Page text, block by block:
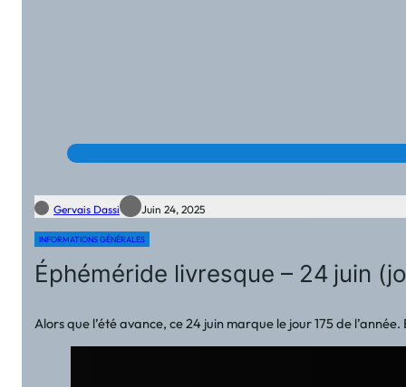
Gervais Dassi Juin 24, 2025
INFORMATIONS GÉNÉRALES
Éphéméride livresque – 24 juin
Alors que l’été avance, ce 24 juin marque le jour 175 de